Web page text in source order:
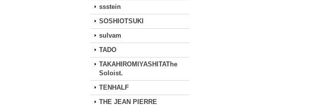
ssstein
SOSHIOTSUKI
sulvam
TADO
TAKAHIROMIYASHITAThe
Soloist.
TENHALF
THE JEAN PIERRE